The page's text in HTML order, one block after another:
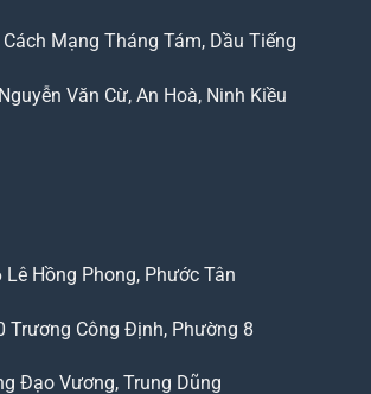
Mạng Tháng Tám, Dầu Tiếng
Văn Cừ, An Hoà, Ninh Kiều
Lê Hồng Phong, Phước Tân
Trương Công Định, Phường 8
Đạo Vương, Trung Dũng